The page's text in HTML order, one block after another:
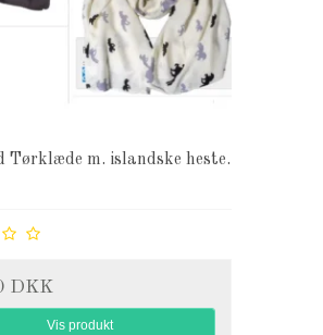
Tørklæde m. islandske heste.
DKK
Vis produkt